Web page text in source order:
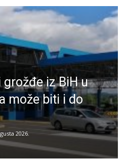
iz BiH u
može biti i do
2026.